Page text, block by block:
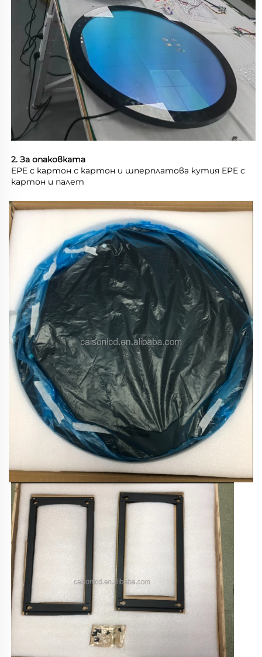
2. За опаковката
EPE с картон с картон и шперплатова кутия EPE с
картон и палет